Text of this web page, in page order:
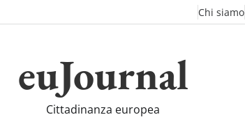
Chi siamo
euJournal
Cittadinanza europea